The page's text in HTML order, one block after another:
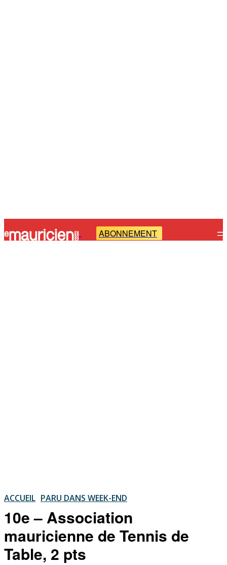
- ABONNEMENT
ACCUEIL PARU DANS WEEK-END
10e – Association
mauricienne de Tennis de
Table, 2 pts